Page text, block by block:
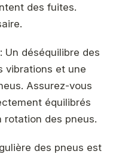
des fuites.
: Un déséquilibre des
vibrations et une
Assurez-vous
équilibrés
rotation des pneus.
des pneus est